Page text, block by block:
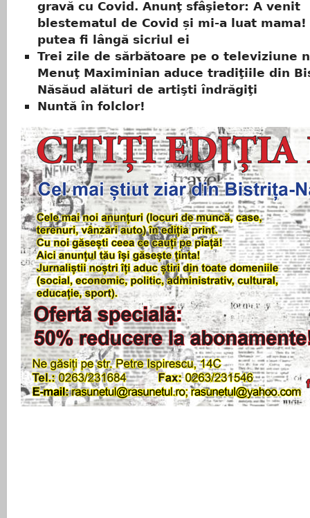
gravă cu Covid. Anunţ sfâşietor: A venit
blestematul de Covid și mi-a luat mama!
putea fi lângă sicriul ei
Trei zile de sărbătoare pe o televiziune
Menuţ Maximinian aduce tradiţiile din
Năsăud alături de artişti îndrăgiţi
Nuntă în folclor!